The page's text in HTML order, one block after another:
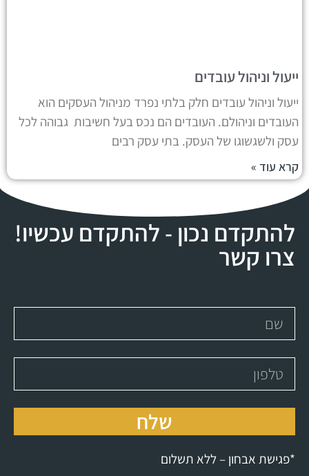
ייעול וניהול עובדים
ייעול וניהול עובדים חלק בלתי נפרד מניהול העסקים הוא
העובדים וניהולם. העובדים הם נכס בעל חשיבות גבוהה לכל
עסק ולשגשוגו של העסק. בתי עסק רבים
קרא עוד »
להתקדם נכון - להתקדם עכשיו!
צרו קשר
שלח
*פגישת אבחון – ללא תשלום